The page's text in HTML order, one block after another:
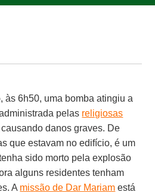
às 6h50, uma bomba atingiu a
pelas religiosas
causando danos graves. De
que estavam no edifício, é um
sido morto pela explosão
alguns residentes tenham
A missão de Dar Mariam está